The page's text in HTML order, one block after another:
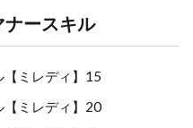
ースキル
ミレディ】15
【ミレディ】20